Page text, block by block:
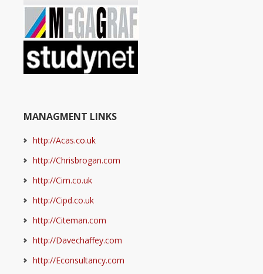
MANAGMENT LINKS
http://Acas.co.uk
http://Chrisbrogan.com
http://Cim.co.uk
http://Cipd.co.uk
http://Citeman.com
http://Davechaffey.com
http://Econsultancy.com